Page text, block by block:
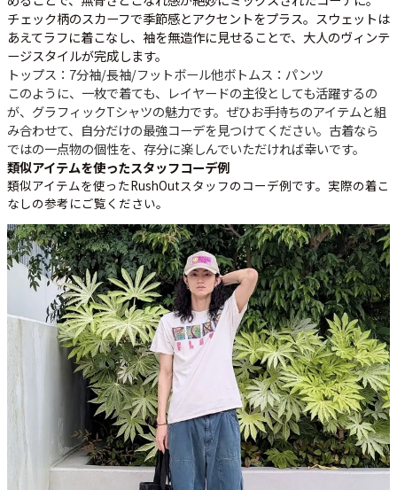
チェック柄のスカーフで季節感とアクセントをプラス。スウェットは
あえてラフに着こなし、袖を無造作に見せることで、大人のヴィンテ
ージスタイルが完成します。
トップス：7分袖/長袖/フットボール他ボトムス：パンツ
このように、一枚で着ても、レイヤードの主役としても活躍するの
が、グラフィックTシャツの魅力です。ぜひお手持ちのアイテムと組
み合わせて、自分だけの最強コーデを見つけてください。古着なら
ではの一点物の個性を、存分に楽しんでいただければ幸いです。
類似アイテムを使ったスタッフコーデ例
類似アイテムを使ったRushOutスタッフのコーデ例です。実際の着こ
なしの参考にご覧ください。